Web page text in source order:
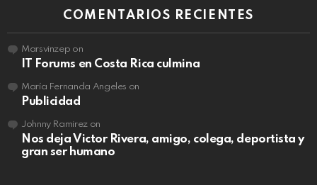
COMENTARIOS RECIENTES
Marsvinzep on
IT Forums en Costa Rica culmina
María Fernanda Angeles on
Publicidad
Johnny Ramirezon
Nos deja Victor Rivera, amigo, colega, deportista y
gran ser humano